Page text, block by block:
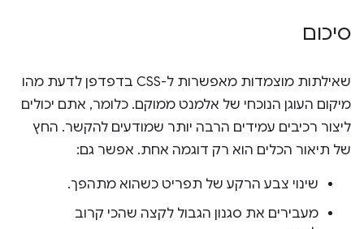
סיכום
שאילתות מוצמדות מאפשרות ל-CSS בדפדפן לדעת מהו
מיקום העוגן הנוכחי של אלמנט ממוקם. כלומר, אתם יכולים
ליצור רכיבים עמידים הרבה יותר שמודעים להקשר. החץ
של תיאור הכלים הוא רק דוגמה אחת. אפשר גם:
שינוי צבע הרקע של תפריט כשהוא מתהפך.
מעבירים את סגנון הגבול לקצה שהכי קרוב